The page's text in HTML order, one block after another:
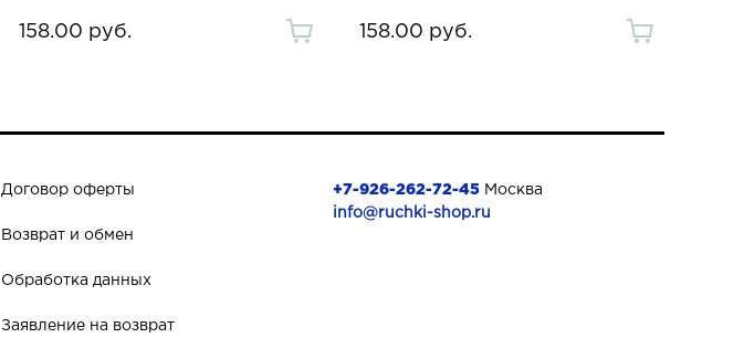
158.00 руб. 158.00 руб.
Договор оферты
Возврат и обмен
Обработка данных
Заявление на возврат
+7-926-262-72-45Москва
info@ruchki-shop.ru